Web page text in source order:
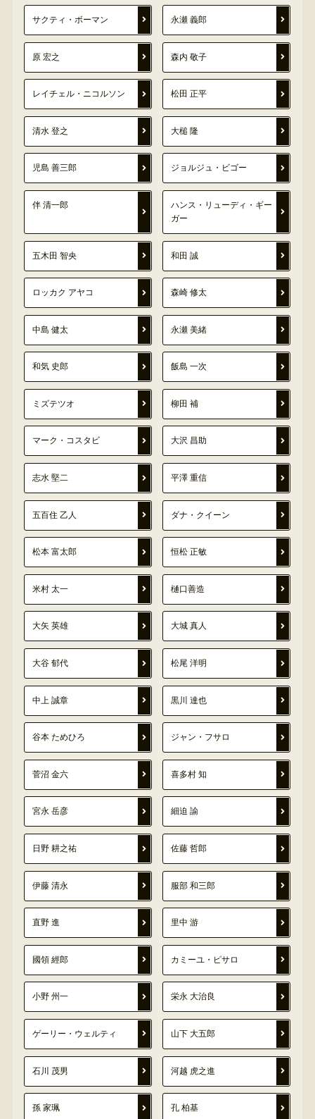
サクティ・ボーマン 永瀬 義郎
原 宏之 森内 敬子
レイチェル・ニコルソン 松田 正平
清水 登之 大槌 隆
児島 善三郎 ジョルジュ・ビゴー
伴 清一郎
ハンス・リューディ・ギー
ガー
五木田 智央 和田 誠
ロッカク アヤコ 森崎 修太
中島 健太 永瀬 美緒
和気 史郎 飯島 一次
ミズテツオ 柳田 補
マーク・コスタビ 大沢 昌助
志水 堅二 平澤 重信
五百住 乙人 ダナ・クイーン
松本 富太郎 恒松 正敏
米村 太一 樋口善造
大矢 英雄 大城 真人
大谷 郁代 松尾 洋明
中上 誠章 黒川 達也
谷本 ためひろ ジャン・フサロ
菅沼 金六 喜多村 知
宮永 岳彦 細迫 諭
日野 耕之祐 佐藤 哲郎
伊藤 清永 服部 和三郎
直野 進 里中 游
國領 經郎 カミーユ・ピサロ
小野 州一 栄永 大治良
ゲーリー・ウェルティ 山下 大五郎
石川 茂男 河越 虎之進
孫 家珮 孔 柏基